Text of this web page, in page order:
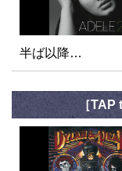
半ば以降…
［